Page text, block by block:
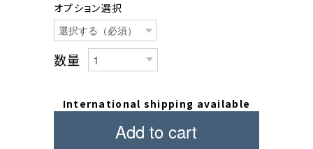
オプション選択
数量
International shipping available
Add to cart